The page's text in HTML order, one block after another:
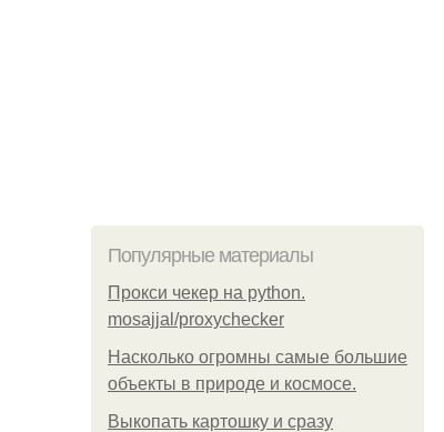
Популярные материалы
Прокси чекер на python.
mosajjal/proxychecker
Насколько огромны самые большие
объекты в природе и космосе.
Выкопать картошку и сразу